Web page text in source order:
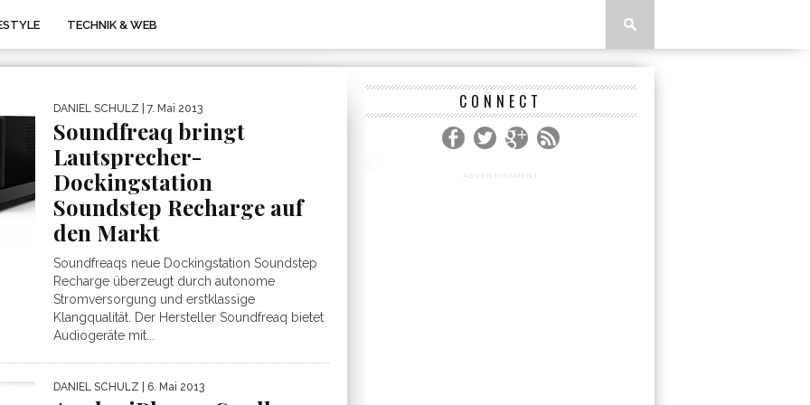
TECHNIK & WEB
DANIEL SCHULZ | 7. Mai 2013
Soundfreaq bringt
Lautsprecher-
Dockingstation
Soundstep Recharge auf
den Markt
Soundfreaqs neue Dockingstation Soundstep
Recharge überzeugt durch autonome
Stromversorgung und erstklassige
Klangqualität. Der Hersteller Soundfreaq bietet
Audiogeräte mit...
DANIEL SCHULZ | 6. Mai 2013
CONNECT
ADVERTISEMENT